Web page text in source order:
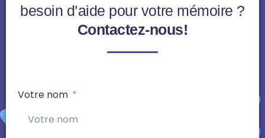
besoin d’aide pour votre mémoire ?
Contactez-nous!
Votre nom